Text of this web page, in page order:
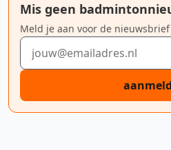
Mis geen
Meld je aan voor de
E-mailadres